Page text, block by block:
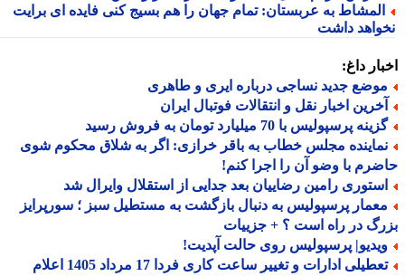
به عربستان: تمام جهان را هم بسیج کنی فایده ای برایت
داشت
داغ:
جدید نساجی درباره ایری و طاهری
اخبار نقل و انتقالات فوتبال ایران
پرسپولیس با 70 میلیارد تومان به فروش رسید
مجلس خطاب به باقر خرازی: اگر به شلاق محکوم شوی
با وضو آن را اجرا کنم!
رامین رضاییان بعد جدایی از استقلال وایرال شد
پرسپولیس به دنبال بازگشت به مستطیل سبز ؛ سورپرایز
در راه است ؟ + جزییات
پرسپولیس روی حالت آپدیت!
تعطیلی ادارات و تغییر ساعت کاری فردا 17 مرداد 1405 اعلام